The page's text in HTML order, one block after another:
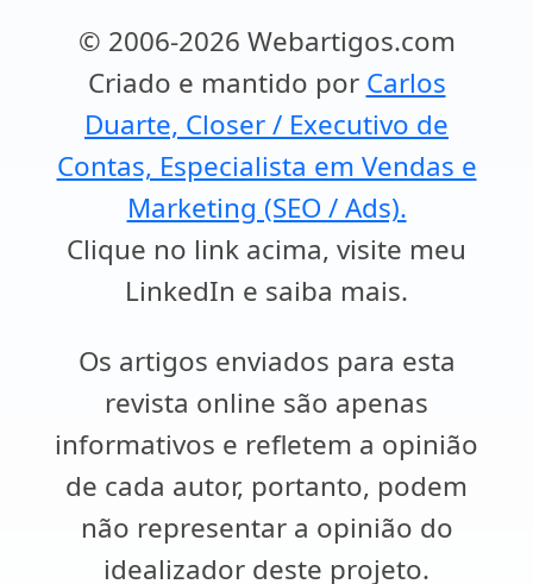
© 2006-2026 Webartigos.com
Criado e mantido por Carlos
Duarte, Closer / Executivo de
Contas, Especialista em Vendas e
Marketing (SEO / Ads).
Clique no link acima, visite meu
LinkedIn e saiba mais.
Os artigos enviados para esta
revista online são apenas
informativos e refletem a opinião
de cada autor, portanto, podem
não representar a opinião do
idealizador deste projeto.